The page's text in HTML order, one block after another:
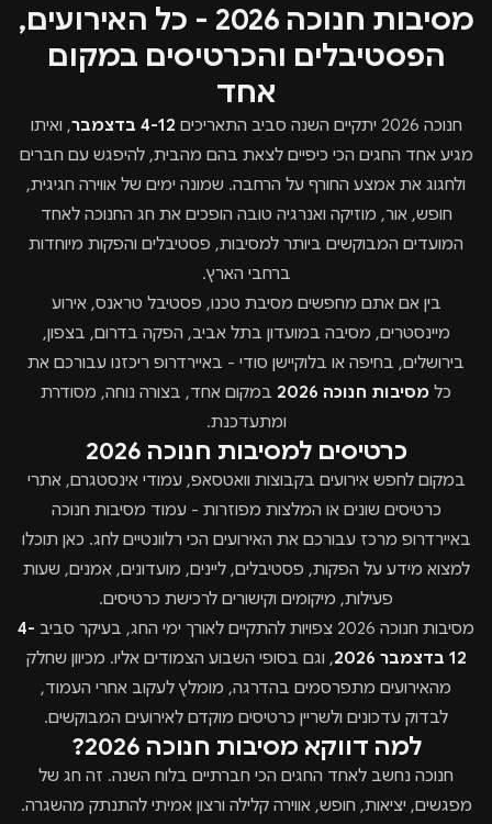
מסיבות חנוכה 2026 - כל האירועים,
הפסטיבלים והכרטיסים במקום
אחד
חנוכה 2026 יתקיים השנה סביב התאריכים 4-12 בדצמבר
, ואיתו
מגיע אחד החגים הכי כיפיים לצאת בהם מהבית, להיפגש עם חברים
ולחגוג את אמצע החורף על הרחבה. שמונה ימים של אווירה חגיגית,
חופש, אור, מוזיקה ואנרגיה טובה הופכים את חג החנוכה לאחד
המועדים המבוקשים ביותר למסיבות, פסטיבלים והפקות מיוחדות
ברחבי הארץ.
בין אם אתם מחפשים מסיבת טכנו, פסטיבל טראנס, אירוע
מיינסטרים, מסיבה במועדון בתל אביב, הפקה בדרום, בצפון,
בירושלים, בחיפה או בלוקיישן סודי - באיירדרופ ריכזנו עבורכם את
כל מסיבות חנוכה 2026
במקום אחד, בצורה נוחה, מסודרת
ומתעדכנת.
כרטיסים למסיבות חנוכה 2026
במקום לחפש אירועים בקבוצות וואטסאפ, עמודי אינסטגרם, אתרי
כרטיסים שונים או המלצות מפוזרות - עמוד מסיבות חנוכה
באיירדרופ מרכז עבורכם את האירועים הכי רלוונטיים לחג. כאן תוכלו
למצוא מידע על הפקות, פסטיבלים, ליינים, מועדונים, אמנים, שעות
פעילות, מיקומים וקישורים לרכישת כרטיסים.
מסיבות חנוכה 2026 צפויות להתקיים לאורך ימי החג, בעיקר סביב
4-
12 בדצמבר 2026
, וגם בסופי השבוע הצמודים אליו. מכיוון שחלק
מהאירועים מתפרסמים בהדרגה, מומלץ לעקוב אחרי העמוד,
לבדוק עדכונים ולשריין כרטיסים מוקדם לאירועים המבוקשים.
למה דווקא מסיבות חנוכה 2026?
חנוכה נחשב לאחד החגים הכי חברתיים בלוח השנה. זה חג של
מפגשים, יציאות, חופש, אווירה קלילה ורצון אמיתי להתנתק מהשגרה.